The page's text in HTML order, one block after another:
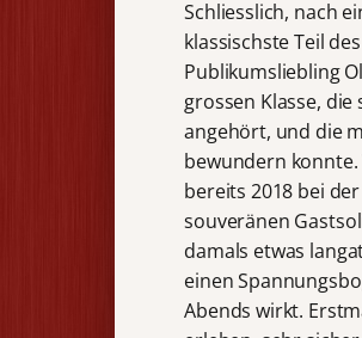
Schliesslich, nach
klassischste Teil
Publikumsliebling
grossen Klasse,
angehört, und die
bewundern konnte.
bereits 2018 bei
souveränen
damals etwas
einen
Abends wirkt.